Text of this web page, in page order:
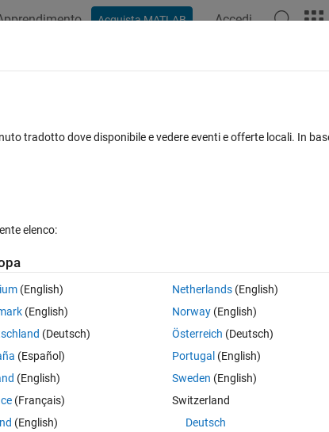
Acquista MATLAB Accedi
0 voti
cell array as attached.
tradotto dove disponibile e vedere eventi e offerte locali. In
elenco:
(English)
(English)
(Deutsch)
(Español)
(English)
(Français)
(English)
Netherlands(English)
Norway(English)
Österreich (Deutsch)
Portugal (English)
Sweden (English)
Switzerland
Deutsch